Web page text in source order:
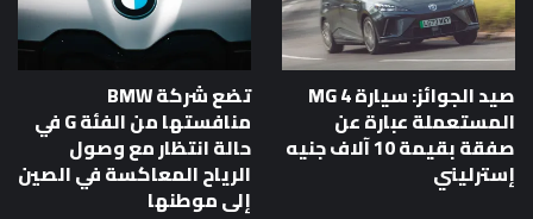
صيد الجوائز: سيارة MG 4
المستعملة عبارة عن
صفقة بقيمة 10 آلاف جنيه
إسترليني
تضع شركة BMW
منافستها من الفئة G في
حالة انتظار مع وصول
الرياح المعاكسة في الصين
إلى موطنها